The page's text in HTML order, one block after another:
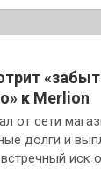
к Merlion
от сети
долги и
иск